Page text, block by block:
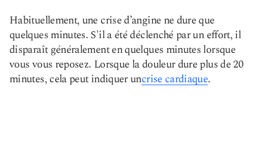
Habituellement, une crise d’angine ne dure que
quelques minutes. S'il a été déclenché par un effort, il
disparaît généralement en quelques minutes lorsque
vous vous reposez. Lorsque la douleur dure plus de 20
minutes, cela peut indiquer uncrise cardiaque.